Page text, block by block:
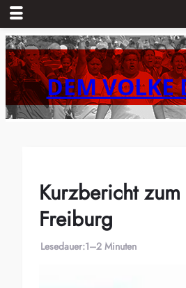
Zum
Inhalt
springenDEM VOLKE
Kurzbericht
Freiburg
Lesedauer:1–2 Minuten